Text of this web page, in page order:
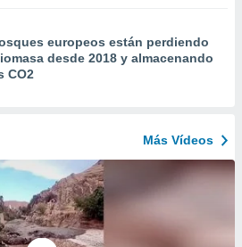
europeos están perdiendo
desde 2018 y almacenando
CO2
Más Vídeos